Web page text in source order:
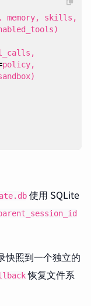
, memory, skills ,
)
,
policy,
)
使用 SQLite
快照到一个独立的
恢复文件系